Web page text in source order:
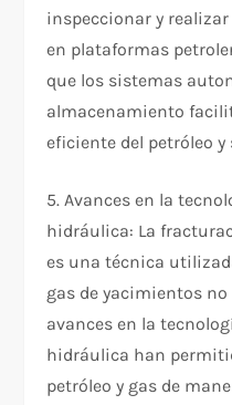
inspeccionar y
en plataformas
que los sistemas
almacenamiento
eficiente del petróleo y
5. Avances en la
hidráulica: La
es una técnica
gas de yacimientos
avances en la
hidráulica han
petróleo y gas de